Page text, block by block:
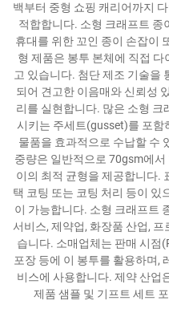
백부터 중형 쇼핑 캐리어까지
적합합니다. 소형 크래프트 종
휴대를 위한 꼬인 종이 손잡이
형 제품은 봉투 본체에 직접
고 있습니다. 첨단 제조 기술을
되어 견고한 이음매와 신뢰성
리를 실현합니다. 많은 소형
시키는 주세트(gusset)를 포함
물품을 효과적으로 수납할 수
중량은 일반적으로 70gsm에
이의 최적 균형을 제공합니다.
택 코팅 또는 코팅 처리 등이 있
이 가능합니다. 소형 크래프트
서비스, 제약업, 화장품 산업,
습니다. 소매업체는 판매 시점
포장 등에 이 봉투를 활용하며,
비스에 사용합니다. 제약 산업
제품 샘플 및 기프트 세트